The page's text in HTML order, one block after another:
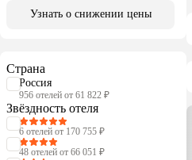
Узнать о снижении цены
Страна
Россия
956 отелей от 61 822 ₽
Звёздность отеля
6 отелей от 170 755 ₽
48 отелей от 66 051 ₽